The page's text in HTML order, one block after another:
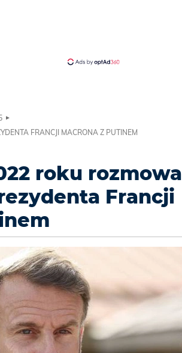
FRANCJI MACRONA Z PUTINEM
roku rozmowa
Francji